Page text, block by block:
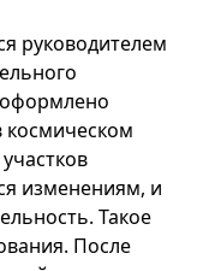
руководителем
космическом
изменениям, и
Такое
После